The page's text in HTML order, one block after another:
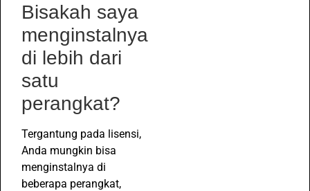
Bisakah saya
menginstalnya
di lebih dari
satu
perangkat?
Tergantung pada lisensi,
Anda mungkin bisa
menginstalnya di
beberapa perangkat,